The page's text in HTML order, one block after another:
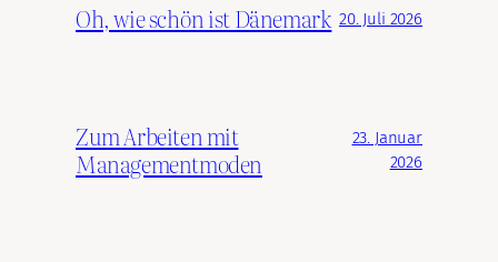
Oh, wie schön ist Dänemark 20. Juli 2026
Zum Arbeiten mit
Managementmoden
23. Januar
2026